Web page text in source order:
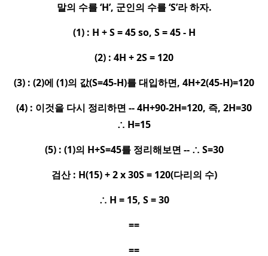
말의 수를‘H’, 군인의 수를‘S’라 하자.
(1) : H + S = 45 so, S = 45 - H
(2) : 4H + 2S = 120
(3) : (2)에 (1)의 값(S=45-H)를 대입하면, 4H+2(45-H)=120
(4) : 이것을 다시 정리하면 -- 4H+90-2H=120, 즉, 2H=30
∴ H=15
(5) : (1)의 H+S=45를 정리해보면 -- ∴ S=30
검산: H(15) + 2 x 30S = 120(다리의 수)
∴ H = 15, S = 30
==
==